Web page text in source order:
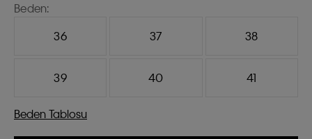
Beden:
36
37 38
39 40 41
Beden Tablosu